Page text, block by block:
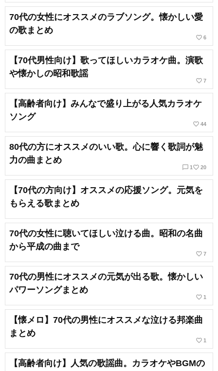
70代の女性にオススメのラブソング。懐かしい愛
の歌まとめ
favorite_border 6
【70代男性向け】歌ってほしいカラオケ曲。演歌
や懐かしの昭和歌謡
favorite_border 7
【高齢者向け】みんなで盛り上がる人気カラオケ
ソング
favorite_border 44
80代の方にオススメのいい歌。心に響く歌詞が魅
力の曲まとめ
chat_bubble_outline 1 favorite_border 20
【70代の方向け】オススメの応援ソング。元気を
もらえる歌まとめ
70代の女性に聴いてほしい泣ける曲。昭和の名曲
から平成の曲まで
favorite_border 7
70代の男性にオススメの元気が出る歌。懐かしい
パワーソングまとめ
favorite_border 1
【懐メロ】70代の男性にオススメな泣ける邦楽曲
まとめ
favorite_border 1
【高齢者向け】人気の歌謡曲。カラオケやBGMの